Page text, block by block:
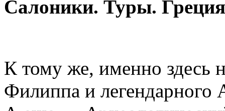
Салоники. Туры.
К тому же, именно здесь
Филиппа и легендарного